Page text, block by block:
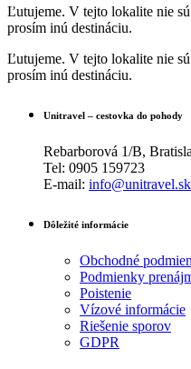
Ľutujeme. V tejto lokalite nie
prosím inú destináciu.
Ľutujeme. V tejto lokalite nie
prosím inú destináciu.
Unitravel – cestovka do pohody
Rebarborová 1/B,
Tel: 0905 159723
E-mail: info@unitravel.sk
Dôležité informácie
Obchodné
Podmienky
Poistenie
Vízové informácie
Riešenie sporov
GDPR